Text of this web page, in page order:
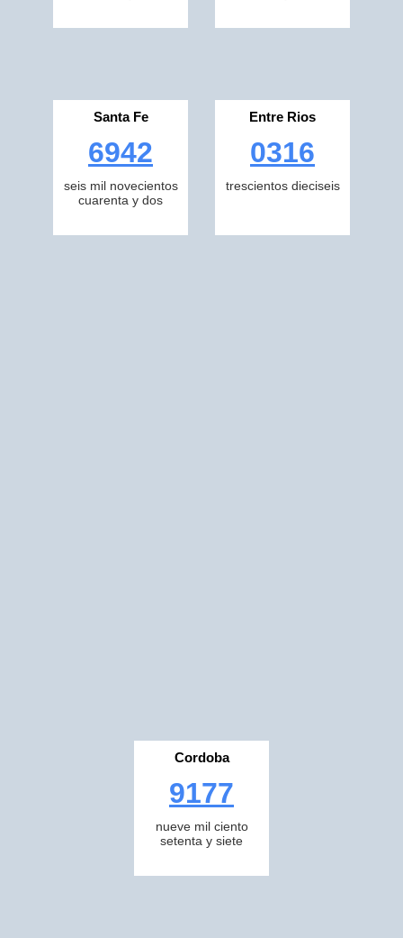
Santa Fe
6942
seis mil novecientos
cuarenta y dos
Entre Rios
0316
trescientos dieciseis
Cordoba
9177
nueve mil ciento
setenta y siete